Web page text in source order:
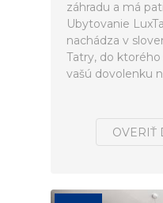
záhradu a má
Ubytovanie
nachádza v
Tatry, do
vašú dovolenku
OVERIŤ